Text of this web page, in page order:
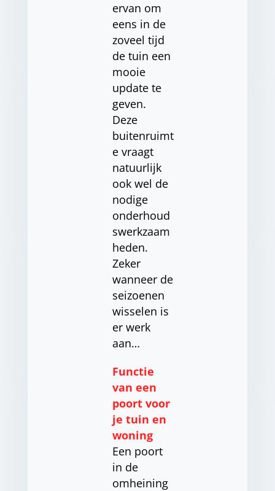
ervan om
eens in de
zoveel tijd
de tuin een
mooie
update te
geven.
Deze
buitenruimt
e vraagt
natuurlijk
ook wel de
nodige
onderhoud
swerkzaam
heden.
Zeker
wanneer de
seizoenen
wisselen is
er werk
aan…
Functie
van een
poort voor
je tuin en
woning
Een poort
in de
omheining